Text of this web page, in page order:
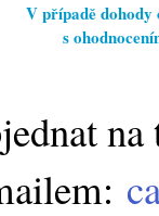
V případě dohody
s